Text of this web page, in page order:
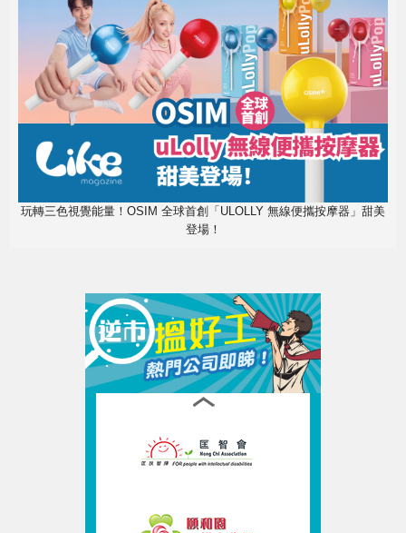
玩轉三色視覺能量！OSIM 全球首創「ULOLLY 無線便攜按摩器」甜美
登場！